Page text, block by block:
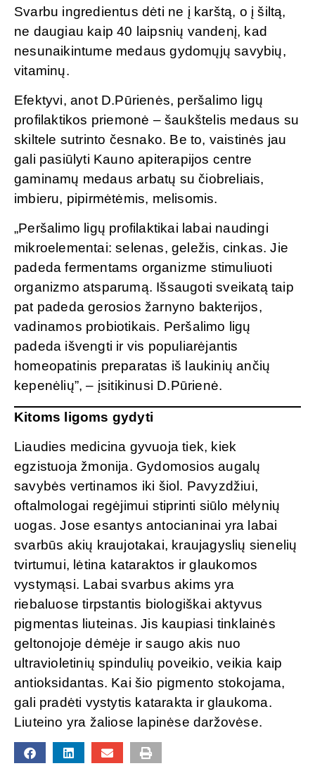
Svarbu ingredientus dėti ne į karštą, o į šiltą,
ne daugiau kaip 40 laipsnių vandenį, kad
nesunaikintume medaus gydomųjų savybių,
vitaminų.
Efektyvi, anot D.Pūrienės, peršalimo ligų
profilaktikos priemonė – šaukštelis medaus su
skiltele sutrinto česnako. Be to, vaistinės jau
gali pasiūlyti Kauno apiterapijos centre
gaminamų medaus arbatų su čiobreliais,
imbieru, pipirmėtėmis, melisomis.
„Peršalimo ligų profilaktikai labai naudingi
mikroelementai: selenas, geležis, cinkas. Jie
padeda fermentams organizme stimuliuoti
organizmo atsparumą. Išsaugoti sveikatą taip
pat padeda gerosios žarnyno bakterijos,
vadinamos probiotikais. Peršalimo ligų
padeda išvengti ir vis populiarėjantis
homeopatinis preparatas iš laukinių ančių
kepenėlių”, – įsitikinusi D.Pūrienė.
Kitoms ligoms gydyti
Liaudies medicina gyvuoja tiek, kiek
egzistuoja žmonija. Gydomosios augalų
savybės vertinamos iki šiol. Pavyzdžiui,
oftalmologai regėjimui stiprinti siūlo mėlynių
uogas. Jose esantys antocianinai yra labai
svarbūs akių kraujotakai, kraujagyslių sienelių
tvirtumui, lėtina kataraktos ir glaukomos
vystymąsi. Labai svarbus akims yra
riebaluose tirpstantis biologiškai aktyvus
pigmentas liuteinas. Jis kaupiasi tinklainės
geltonojoje dėmėje ir saugo akis nuo
ultravioletinių spindulių poveikio, veikia kaip
antioksidantas. Kai šio pigmento stokojama,
gali pradėti vystytis katarakta ir glaukoma.
Liuteino yra žaliose lapinėse daržovėse.